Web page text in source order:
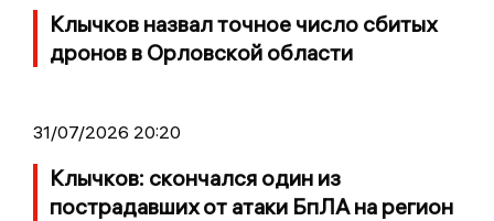
Клычков назвал точное число сбитых
дронов в Орловской области
31/07/2026 20:20
Клычков: скончался один из
пострадавших от атаки БпЛА на регион